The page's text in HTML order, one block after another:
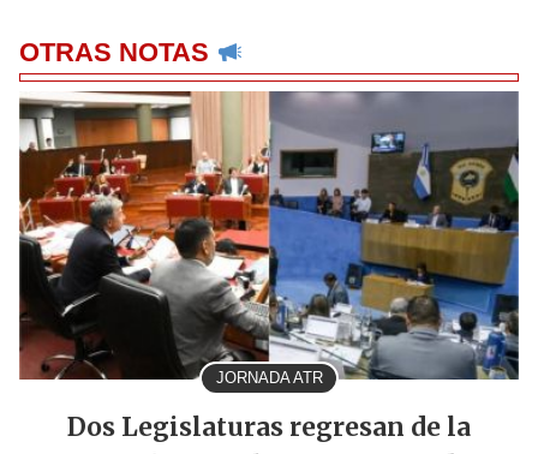
OTRAS NOTAS
JORNADA ATR
Dos Legislaturas regresan de la